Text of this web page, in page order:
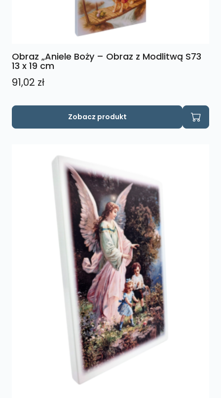
Obraz „Aniele Boży – Obraz z Modlitwą S73
13 x 19 cm
91,02 zł
Zobacz produkt